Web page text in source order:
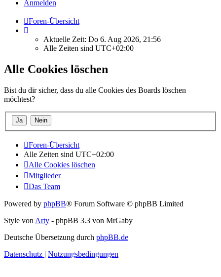
Anmelden
Foren-Übersicht
Aktuelle Zeit: Do 6. Aug 2026, 21:56
Alle Zeiten sind UTC+02:00
Alle Cookies löschen
Bist du dir sicher, dass du alle Cookies des Boards löschen
möchtest?
Foren-Übersicht
Alle Zeiten sind UTC+02:00
Alle Cookies löschen
Mitglieder
Das Team
Powered by phpBB® Forum Software © phpBB Limited
Style vonArty - phpBB 3.3 von MrGaby
Deutsche Übersetzung durch phpBB.de
Datenschutz | Nutzungsbedingungen